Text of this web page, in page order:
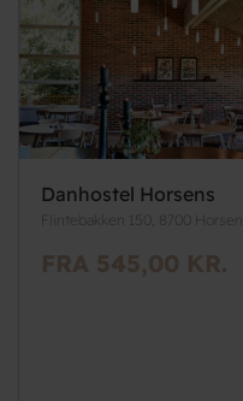
Danhostel Horsens
Flintebakken 150, 8700 Horsens
FRA 545,00 KR.